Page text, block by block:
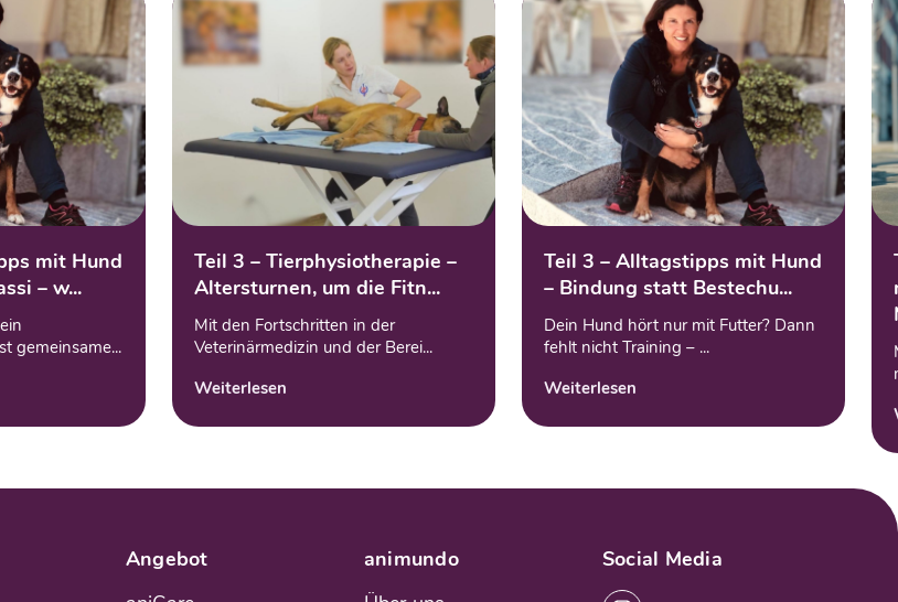
mit Hund
– w...
gemeinsame...
Teil 3 – Tierphysiotherapie –
Altersturnen, um die Fitn...
Mit den Fortschritten in der
Veterinärmedizin und der Berei...
Weiterlesen
Teil 3 – Alltagstipps mit Hund
– Bindung statt Bestechu...
Dein Hund hört nur mit Futter? Dann
fehlt nicht Training – ...
Weiterlesen
Angebot
animundo
Social Media